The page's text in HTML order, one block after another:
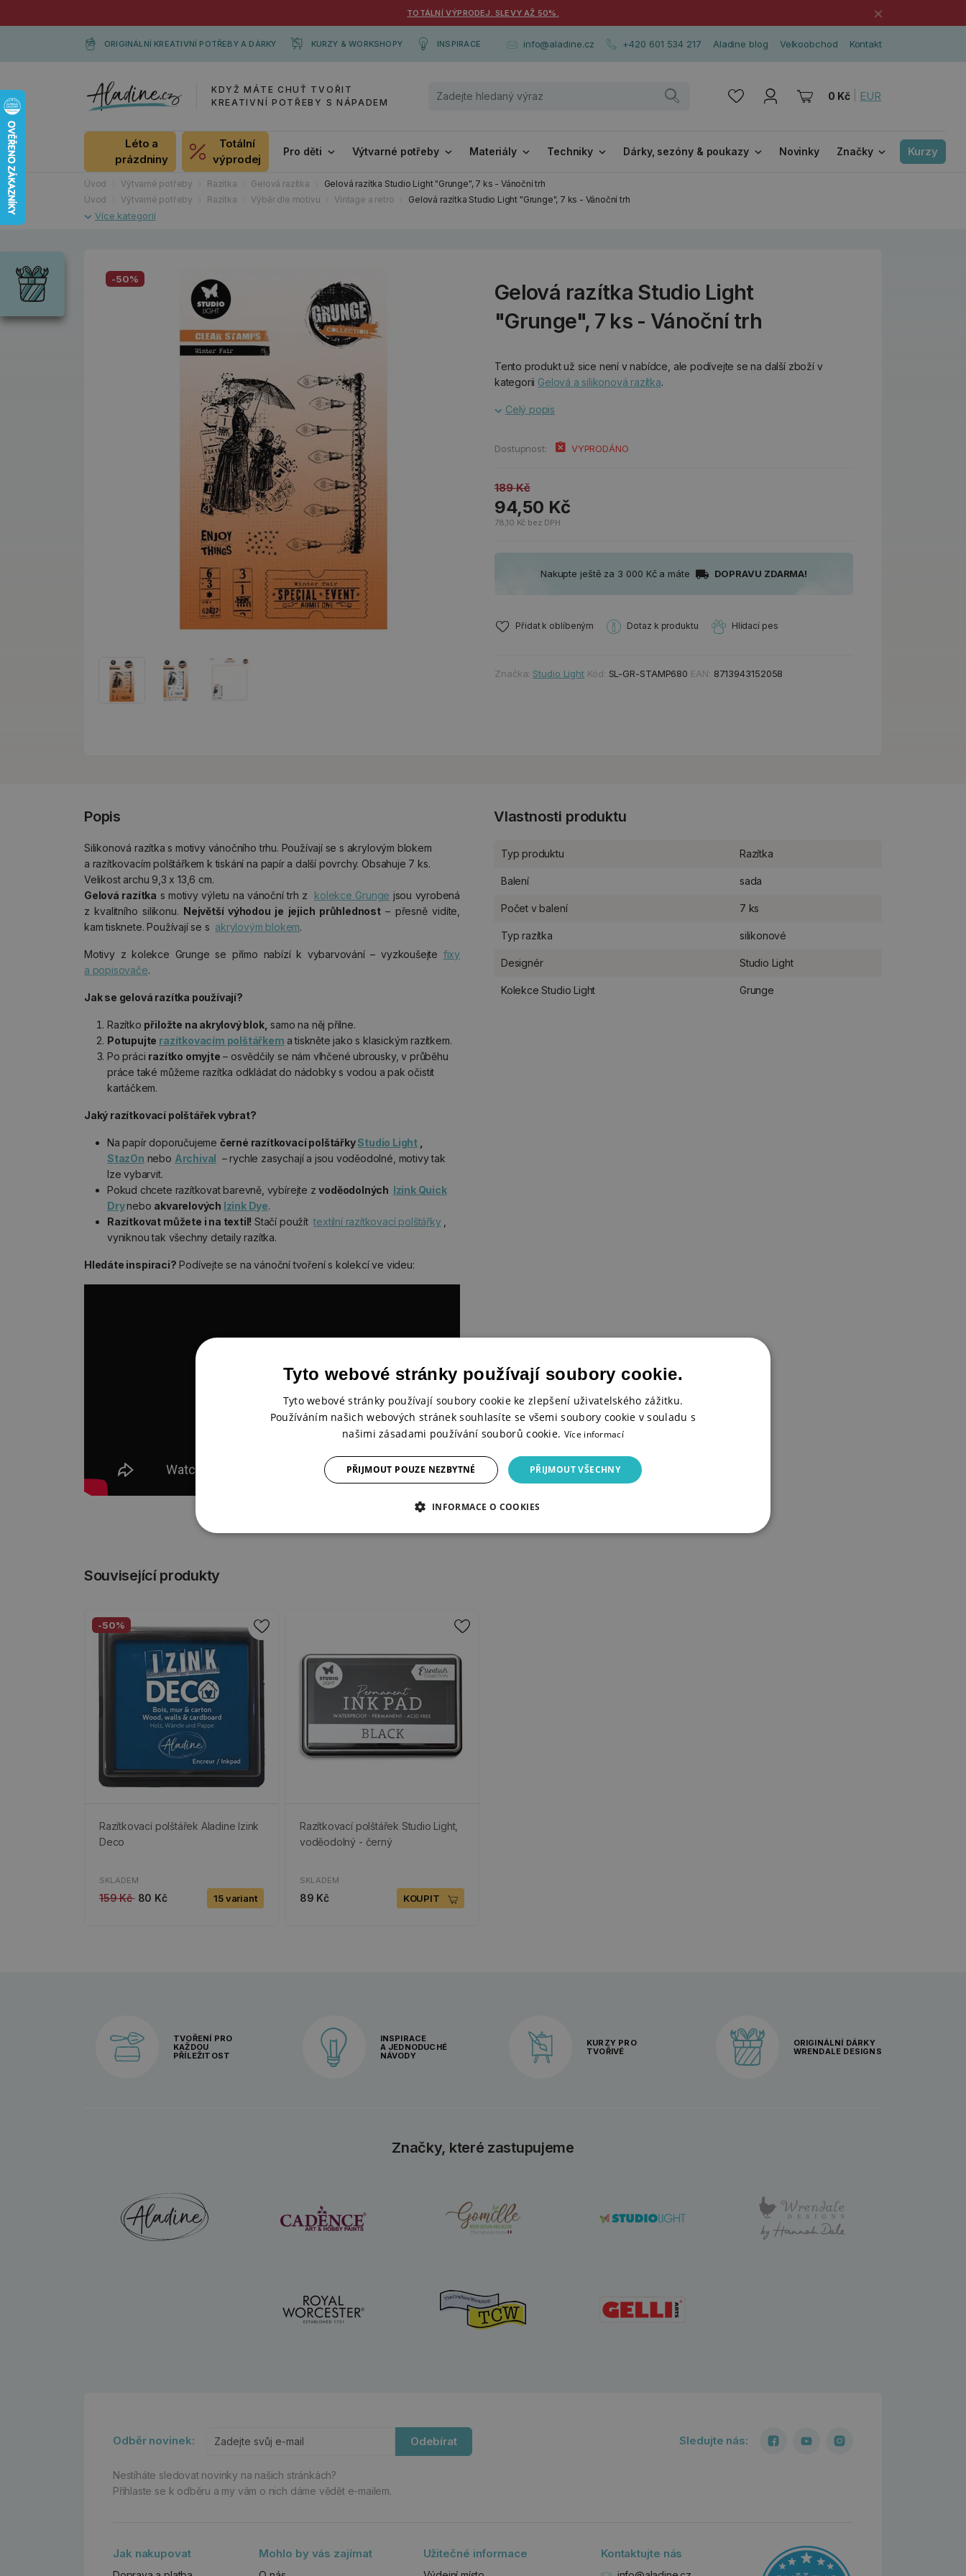
TOTÁLNÍ VÝPRODEJ. SLEVY AŽ 50%. ×
ORIGINÁLNÍ KREATIVNÍ POTŘEBY A DÁRKY KURZY & WORKSHOPY INSPIRACE info@aladine.cz +420 601 534 217 Aladine blog Velkoobchod Kontakt
KDYŽ MÁTE CHUŤ TVOŘIT
KREATIVNÍ POTŘEBY S NÁPADEM
0 Kč EUR
Léto a
prázdniny
Totální
výprodej
Pro děti Výtvarné potřeby Materiály Techniky Dárky, sezóny & poukazy Novinky Značky Kurzy
Úvod Výtvarné potřeby Razítka Gelová razítka
Gelová razítka Studio Light "Grunge", 7 ks - Vánoční trh
Úvod
Výtvarné potřeby Razítka Výběr dle motivu Vintage a retro Gelová razítka Studio Light "Grunge", 7 ks - Vánoční trh
Gelová razítka Studio Light
"Grunge", 7 ks - Vánoční trh
-50%
Tento produkt už sice není v nabídce, ale podívejte se na další zboží v
kategorii Gelová a silikonová razítka.
Celý popis
Dostupnost: VYPRODÁNO
189 Kč
94,50 Kč
78,10 Kč bez DPH
Nakupte ještě za 3 000 Kč a máte DOPRAVU ZDARMA!
Přidat k oblíbeným Dotaz k produktu Hlídací pes
Značka: Studio Light Kód: SL-GR-STAMP680 EAN: 8713943152058
Popis
Silikonová razítka s motivy vánočního trhu. Používají se s akrylovým blokem
a razítkovacím polštářkem k tiskání na papír a další povrchy. Obsahuje 7 ks.
Velikost archu 9,3 x 13,6 cm.
Gelová razítka s motivy výletu na vánoční trh z kolekce Grunge jsou vyrobená
z kvalitního silikonu. Největší výhodou je jejich průhlednost– přesně vidíte,
kam tisknete. Používají se s akrylovým blokem.
Motivy z kolekce Grunge se přímo nabízí k vybarvování – vyzkoušejte fixy
a popisovače.
Jak se gelová razítka používají?
Razítko přiložte na akrylový blok, samo na něj přilne.
Potupujte razítkovacím polštářkem a tiskněte jako s klasickým razítkem.
Po práci razítko omyjte – osvědčily se nám vlhčené ubrousky, v průběhu
práce také můžeme razítka odkládat do nádobky s vodou a pak očistit
kartáčkem.
Jaký razítkovací polštářek vybrat?
Na papír doporučujeme černé razítkovací polštářkyStudio Light
StazOn nebo Archival – rychle zasychají a jsou voděodolné, motivy tak
lze vybarvit.
Pokud chcete razítkovat barevně, vybírejte zvoděodolných Izink Quick
Drynebo akvarelových Izink Dye.
Razítkovat můžete i na textil! Stačí použíttextilní razítkovací polštářky,
vyniknou tak všechny detaily razítka.
Hledáte inspiraci? Podívejte se na vánoční tvoření s kolekcí ve videu:
Vlastnosti produktu
Typ produktu Razítka
Balení sada
Počet v balení 7 ks
Typ razítka silikonové
Designér Studio Light
Kolekce Studio Light Grunge
Související produkty
-50%
Razítkovací polštářek Aladine Izink
Deco
SKLADEM
159 Kč 80 Kč 15 variant
Razítkovací polštářek Studio Light,
voděodolný - černý
SKLADEM
89 Kč KOUPIT
TVOŘENÍ PRO
KAŽDOU
PŘÍLEŽITOST
INSPIRACE
A JEDNODUCHÉ
NÁVODY
KURZY PRO
TVOŘIVÉ
ORIGINÁLNÍ DÁRKY
WRENDALE DESIGNS
Značky, které zastupujeme
Odběr novinek: Odebírat
Nestíháte sledovat novinky na našich stránkách?
Přihlaste se k odběru a my vám o nich dáme vědět e-mailem.
Sledujte nás:
Jak nakupovat Mohlo by vás zajímat Užitečné informace Kontaktujte nás
Designs
Chci si vybrat
Tyto webové stránky používají soubory cookie.
Tyto webové stránky používají soubory cookie ke zlepšení uživatelského zážitku.
Používáním našich webových stránek souhlasíte se všemi soubory cookie v souladu s
našimi zásadami používání souborů cookie. Více informací
PŘIJMOUT VŠECHNY
PŘIJMOUT POUZE NEZBYTNÉ
INFORMACE O COOKIES